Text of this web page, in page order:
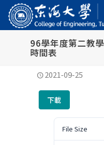
96學年度第二教
時間表
2021-09-25
下載
File Size